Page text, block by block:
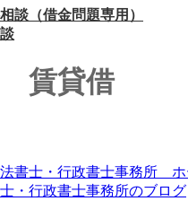
談（借金問題専用）
賃貸借
書士・行政書士事務所 ホ
・行政書士事務所のブログ